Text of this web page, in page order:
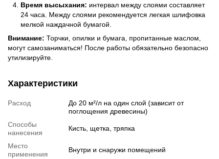
Время высыхания: интервал между слоями составляет
24 часа. Между слоями рекомендуется легкая шлифовка
мелкой наждачной бумагой.
Внимание: Торчки, опилки и бумага, пропитанные маслом,
могут самозаниматься! После работы обязательно безопасно
утилизируйте.
Характеристики
Расход
До 20 м²/л на один слой (зависит от
поглощения древесины)
Способы
нанесения
Кисть, щетка, тряпка
Место
применения
Внутри и снаружи помещений